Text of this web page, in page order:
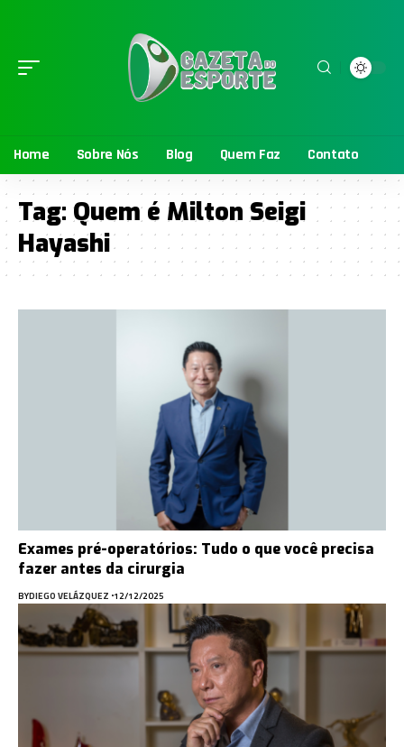
Home Sobre Nós Blog Quem Faz Contato
Tag: Quem é Milton Seigi
Hayashi
Exames pré-operatórios: Tudo o que você precisa
fazer antes da cirurgia
BYDIEGO VELÁZQUEZ 12/12/2025